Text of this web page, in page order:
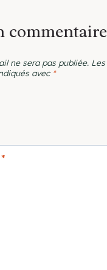
commentaire
ne sera pas publiée.
avec *
*